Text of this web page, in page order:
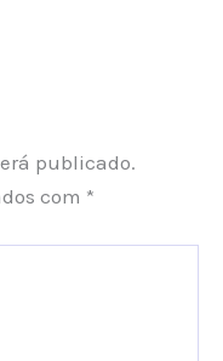
publicado.
com *